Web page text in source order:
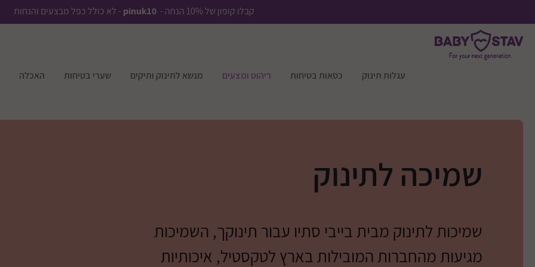
קבלו קופון של 10% הנחה - pinuk10 - לא כולל כפל מבצעים והנחות
עגלות תינוק כסאות בטיחות ריהוט ומצעים מנשא לתינוק ותיקים שערי בטיחות האכלה
שמיכה לתינוק
שמיכות לתינוק מבית בייבי סתיו עבור תינוקך, השמיכות
מגיעות מהחברות המובילות בארץ לטקסטיל, איכותיות